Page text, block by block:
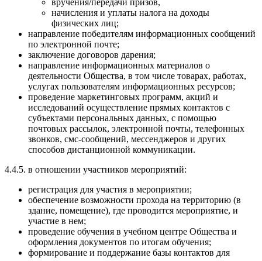
начисления и уплаты налога на доходы
физических лиц;
направление победителям информационных сообщений
по электронной почте;
заключение договоров дарения;
направление информационных материалов о
деятельности Общества, в том числе товарах, работах,
услугах пользователям информационных ресурсов;
проведение маркетинговых программ, акций и
исследований осуществление прямых контактов с
субъектами персональных данных, с помощью
почтовых рассылок, электронной почты, телефонных
звонков, смс-сообщений, мессенджеров и других
способов дистанционной коммуникации.
4.4.5. в отношении участников мероприятий:
регистрация для участия в мероприятии;
обеспечение возможности прохода на территорию (в
здание, помещение), где проводится мероприятие, и
участие в нем;
проведение обучения в учебном центре Общества и
оформления документов по итогам обучения;
формирование и поддержание базы контактов для